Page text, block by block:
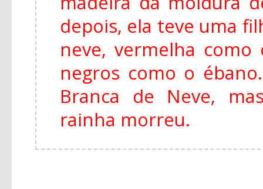
depois, ela teve uma
neve, vermelha
negros como o
Branca de Neve,
rainha morreu.